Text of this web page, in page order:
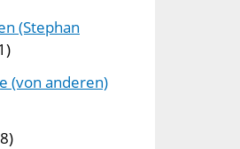
(Stephan
(von anderen)